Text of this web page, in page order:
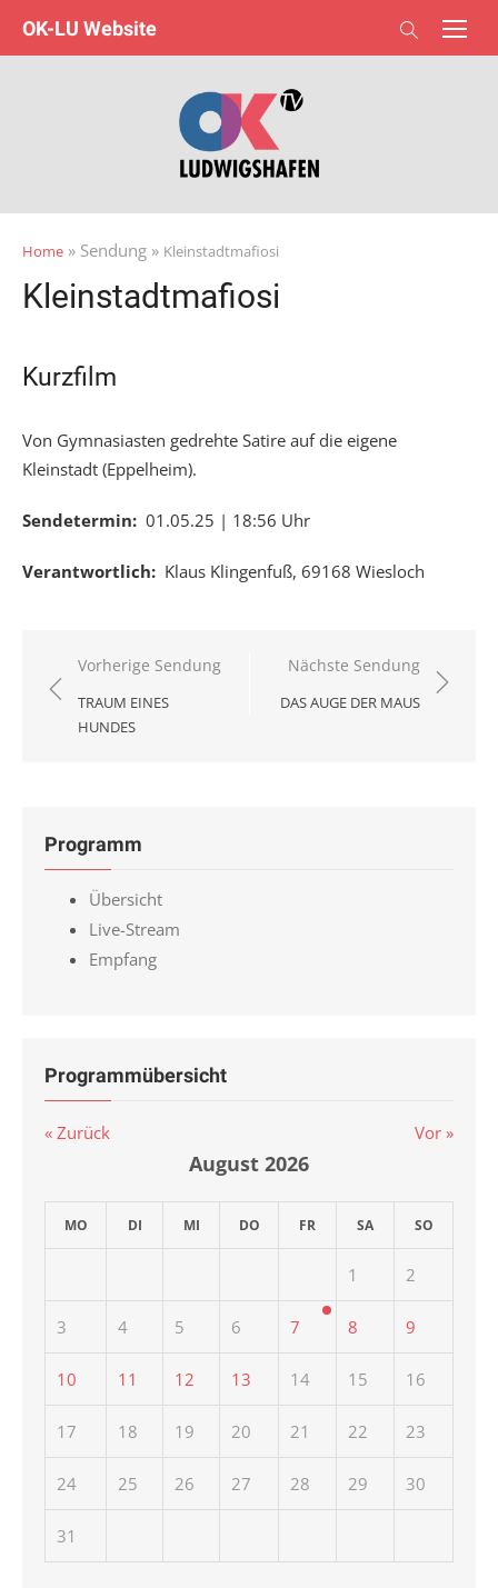
OK-LU Website
Home » Sendung » Kleinstadtmafiosi
Kleinstadtmafiosi
Kurzfilm
Von Gymnasiasten gedrehte Satire auf die eigene
Kleinstadt (Eppelheim).
Sendetermin: 01.05.25 | 18:56 Uhr
Verantwortlich: Klaus Klingenfuß, 69168 Wiesloch
Beitragsnavigation
Vorherige Sendung
TRAUM EINES
HUNDES
Nächste Sendung
DAS AUGE DER MAUS
Programm
Übersicht
Live-Stream
Empfang
Programmübersicht
« Zurück Vor »
August 2026
MO DI MI DO FR SA SO
1 2
3 4 5 6 7 8 9
10 11 12 13 14 15 16
17 18 19 20 21 22 23
24 25 26 27 28 29 30
31